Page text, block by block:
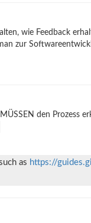
wie Feedback
zur
den Prozess
as https://